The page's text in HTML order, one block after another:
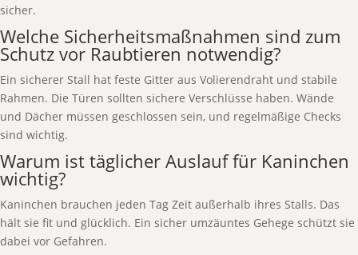
sicher.
Welche Sicherheitsmaßnahmen sind zum
Schutz vor Raubtieren notwendig?
Ein sicherer Stall hat feste Gitter aus Volierendraht und stabile
Rahmen. Die Türen sollten sichere Verschlüsse haben. Wände
und Dächer müssen geschlossen sein, und regelmäßige Checks
sind wichtig.
Warum ist täglicher Auslauf für Kaninchen
wichtig?
Kaninchen brauchen jeden Tag Zeit außerhalb ihres Stalls. Das
hält sie fit und glücklich. Ein sicher umzäuntes Gehege schützt sie
dabei vor Gefahren.